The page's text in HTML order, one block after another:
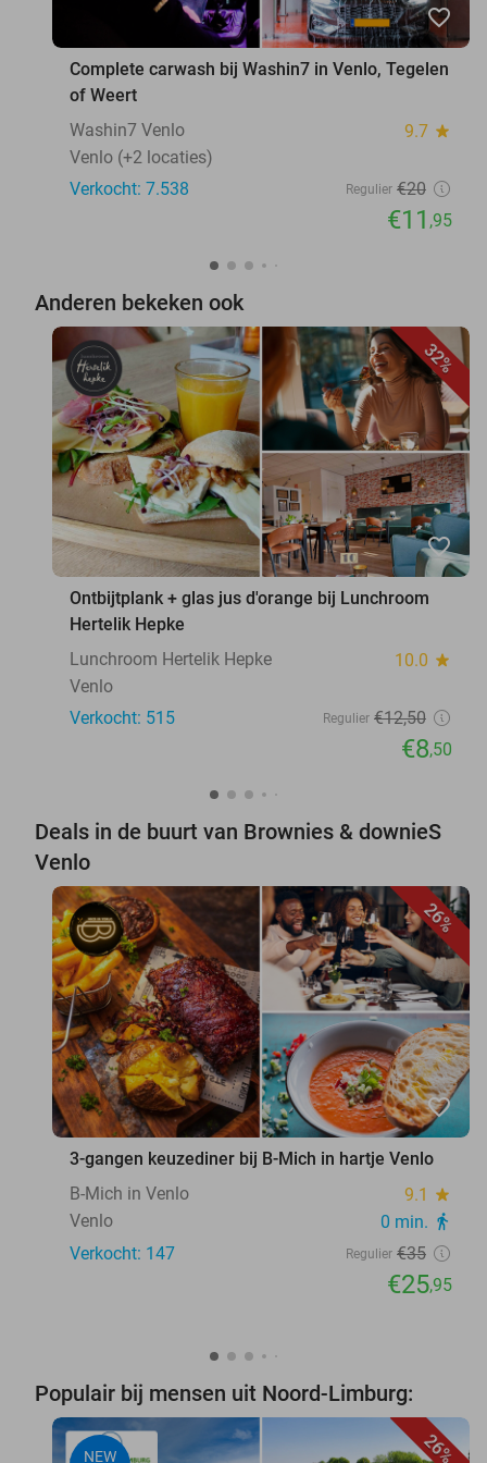
favorite_border
Complete carwash bij Washin7 in Venlo, Tegelen
of Weert
Washin7 Venlo
9.7 star
Venlo (+2 locaties)
Verkocht: 7.538
Regulier €20
€11 ,95
Anderen bekeken ook
32%
favorite_border
Ontbijtplank + glas jus d'orange bij Lunchroom
Hertelik Hepke
Lunchroom Hertelik Hepke
10.0 star
Venlo
Verkocht: 515
Regulier €12,50
€8,50
Deals in de buurt van Brownies & downieS
Venlo
26%
favorite_border
3-gangen keuzediner bij B-Mich in hartje Venlo
B-Mich in Venlo
9.1 star
Venlo 0 min. directions_walk
Verkocht: 147 Regulier €35
€25,95
Populair bij mensen uit Noord-Limburg:
26%
NEW